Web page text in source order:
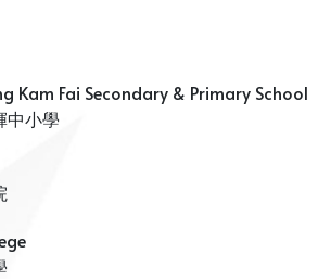
Kam Fai Secondary & Primary School
中小學